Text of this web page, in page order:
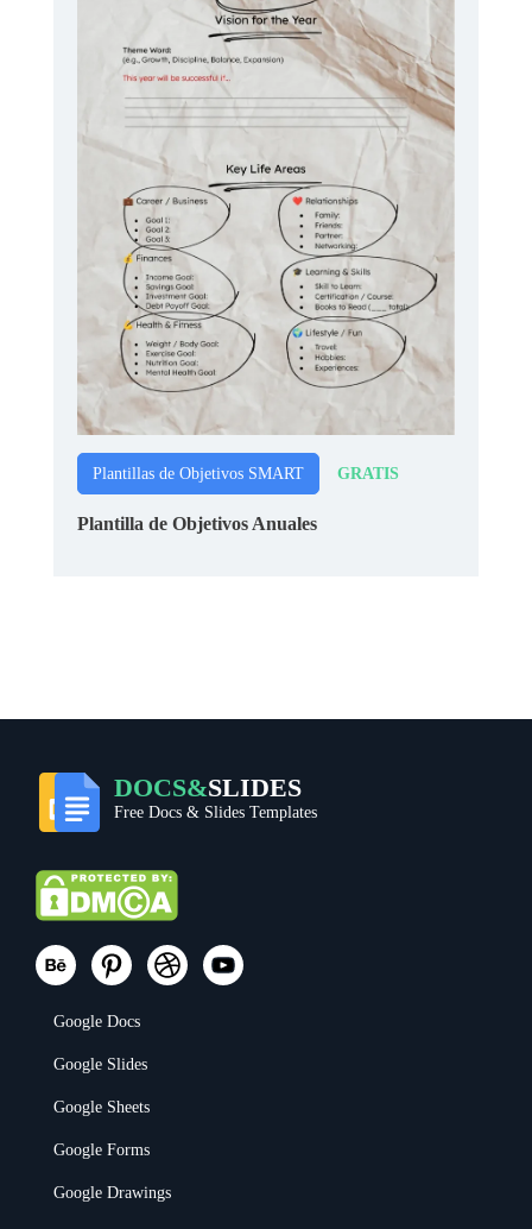
Plantillas de Objetivos SMART GRATIS
Plantilla de Objetivos Anuales
DOCS&SLIDES
Free Docs & Slides Templates
Google Docs
Google Slides
Google Sheets
Google Forms
Google Drawings